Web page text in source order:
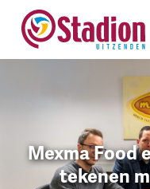
naar
hoofdinhoud
Mexma Food
tekenen